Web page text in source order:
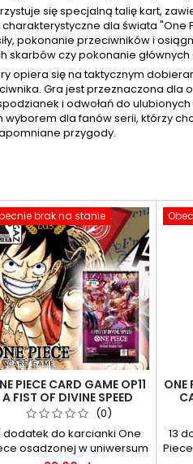
się specjalną talię kart,
dla świata
pokonanie przeciwników i
skarbów czy pokonanie
opiera się na taktycznym
Gra jest przeznaczona dla
i odwołań do
wyborem dla fanów serii, którzy
przygody.
brak na stanie
PIECE CARD GAME OP11
A FIST OF DIVINE SPEED
BOOSTER PACK
(0)
dodatek do karcianki One
osadzonej w uniwersum
ONE
13